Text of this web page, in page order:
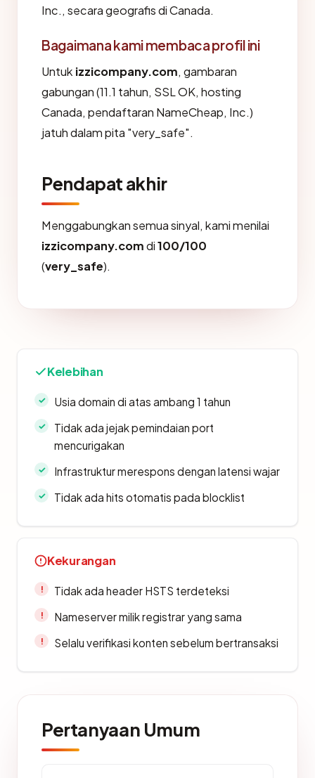
Inc., secara geografis di Canada.
Bagaimana kami membaca profil ini
Untuk izzicompany.com, gambaran
gabungan (11.1 tahun, SSL OK, hosting
Canada, pendaftaran NameCheap, Inc.)
jatuh dalam pita "very_safe".
Pendapat akhir
Menggabungkan semua sinyal, kami menilai
izzicompany.comdi100/100
(very_safe).
Kelebihan
Usia domain di atas ambang 1 tahun
Tidak ada jejak pemindaian port
mencurigakan
Infrastruktur merespons dengan latensi wajar
Tidak ada hits otomatis pada blocklist
Kekurangan
Tidak ada header HSTS terdeteksi
Nameserver milik registrar yang sama
Selalu verifikasi konten sebelum bertransaksi
Pertanyaan Umum